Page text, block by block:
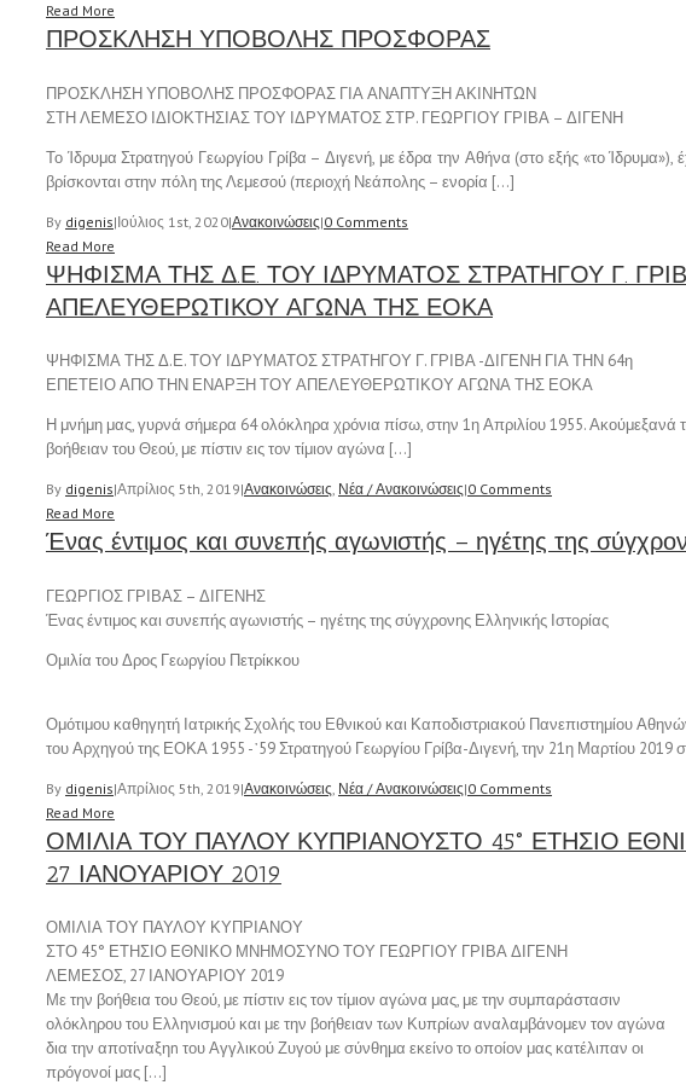
Read More
ΠΡΟΣΚΛΗΣΗ ΥΠΟΒΟΛΗΣ ΠΡΟΣΦΟΡΑΣ
ΠΡΟΣΚΛΗΣΗ ΥΠΟΒΟΛΗΣ ΠΡΟΣΦΟΡΑΣ ΓΙΑ ΑΝΑΠΤΥΞΗ ΑΚΙΝΗΤΩΝ
ΣΤΗ ΛΕΜΕΣΟ ΙΔΙΟΚΤΗΣΙΑΣ ΤΟΥ ΙΔΡΥΜΑΤΟΣ ΣΤΡ. ΓΕΩΡΓΙΟΥ ΓΡΙΒΑ – ΔΙΓΕΝΗ
Το Ίδρυμα Στρατηγού Γεωργίου Γρίβα – Διγενή, με έδρα την Αθήνα (στο εξής «το Ίδρυμα»),
βρίσκονται στην πόλη της Λεμεσού (περιοχή Νεάπολης – ενορία […]
By digenis|Ιούλιος 1st, 2020|Ανακοινώσεις|0 Comments
Read More
ΨΗΦΙΣΜΑ ΤΗΣ Δ.Ε. ΤΟΥ ΙΔΡΥΜΑΤΟΣ ΣΤΡΑΤΗΓΟΥ Γ.
ΑΠΕΛΕΥΘΕΡΩΤΙΚΟΥ ΑΓΩΝΑ ΤΗΣ ΕΟΚΑ
ΨΗΦΙΣΜΑ ΤΗΣ Δ.Ε. ΤΟΥ ΙΔΡΥΜΑΤΟΣ ΣΤΡΑΤΗΓΟΥ Γ. ΓΡΙΒΑ -ΔΙΓΕΝΗ ΓΙΑ ΤΗΝ 64η
ΕΠΕΤΕΙΟ ΑΠΟ ΤΗΝ ΕΝΑΡΞΗ ΤΟΥ ΑΠΕΛΕΥΘΕΡΩΤΙΚΟΥ ΑΓΩΝΑ ΤΗΣ ΕΟΚΑ
Η μνήμη μας, γυρνά σήμερα 64 ολόκληρα χρόνια πίσω, στην 1η Απριλίου 1955.
βοήθειαν του Θεού, με πίστιν εις τον τίμιον αγώνα […]
By digenis|Απρίλιος 5th, 2019|Ανακοινώσεις, Νέα / Ανακοινώσεις|0 Comments
Read More
Ένας έντιμος και συνεπής αγωνιστής – ηγέτης της
ΓΕΩΡΓΙΟΣ ΓΡΙΒΑΣ – ΔΙΓΕΝΗΣ
Ένας έντιμος και συνεπής αγωνιστής – ηγέτης της σύγχρονης Ελληνικής Ιστορίας
Ομιλία του Δρος Γεωργίου Πετρίκκου
Ομότιμου καθηγητή Ιατρικής Σχολής του Εθνικού και Καποδιστριακού Πανεπιστημίου
του Αρχηγού της ΕΟΚΑ 1955 -᾽59 Στρατηγού Γεωργίου Γρίβα-Διγενή, την 21η Μαρτίου 2019
By digenis|Απρίλιος 5th, 2019|Ανακοινώσεις Νέα / Ανακοινώσεις|0 Comments
Read More
ΟΜΙΛΙΑ ΤΟΥ ΠΑΥΛΟΥ ΚΥΠΡΙΑΝΟΥΣΤΟ 45° ΕΤΗΣΙΟ
27 ΙΑΝΟΥΑΡΙΟΥ 2019
ΟΜΙΛΙΑ ΤΟΥ ΠΑΥΛΟΥ ΚΥΠΡΙΑΝΟΥ
ΣΤΟ 45° ΕΤΗΣΙΟ ΕΘΝΙΚΟ ΜΝΗΜΟΣΥΝΟ ΤΟΥ ΓΕΩΡΓΙΟΥ ΓΡΙΒΑ ΔΙΓΕΝΗ
ΛΕΜΕΣΟΣ, 27 ΙΑΝΟΥΑΡΙΟΥ 2019
Με την βοήθεια του Θεού, με πίστιν εις τον τίμιον αγώνα μας, με την συμπαράστασιν
ολόκληρου του Ελληνισμού και με την βοήθειαν των Κυπρίων αναλαμβάνομεν τον αγώνα
δια την αποτίναξηn του Αγγλικού Ζυγού με σύνθημα εκείνο το οποίον μας κατέλιπαν οι
πρόγονοί μας […]